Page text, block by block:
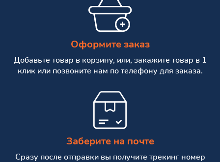
Оформите заказ
Добавьте товар в корзину, или, закажите товар в 1
клик или позвоните нам по телефону для заказа.
Заберите на почте
Сразу после отправки вы получите трекинг номер